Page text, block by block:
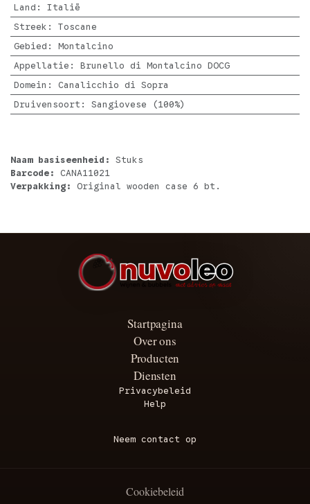
Land : Italië
Streek : Toscane
Gebied : Montalcino
Appellatie : Brunello di Montalcino DOCG
Domein : Canalicchio di Sopra
Druivensoort : Sangiovese (100%)
Naam basiseenheid: Stuks
Barcode: CANA11021
Verpakking: Original wooden case 6 bt.
Startpagina
Over ons
Producten
Diensten
Privacybeleid
Help
Neem contact op
Cookiebeleid